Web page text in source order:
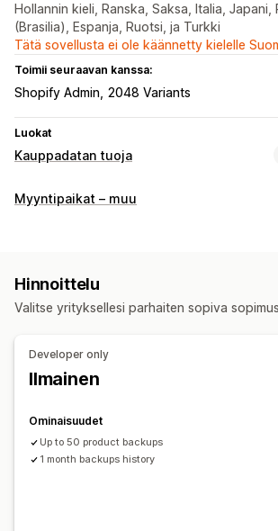
Hollannin kieli, Ranska, Saksa, Italia, Japani,
(Brasilia), Espanja, Ruotsi, ja Turkki
Tätä sovellusta ei ole käännetty kielelle
Toimii seuraavan kanssa:
Shopify Admin 2048 Variants
Luokat
Kauppadatan tuoja
Tietojen synkronointi
Ajastettu tuonti
Joukkopäivitykset
Kokoelmat Asiakkaat
Myyntipaikat – muu
Hinnoittelu
Valitse yrityksellesi parhaiten sopiva
Developer only
Ilmainen
Ominaisuudet
Up to 50 product backups
1 month backups history